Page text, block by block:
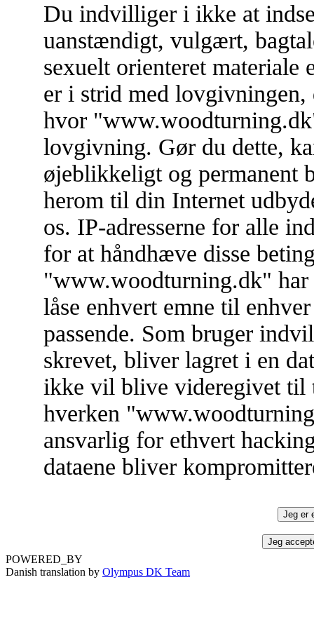
Du indvilliger i ikke at
uanstændigt, vulgært,
sexuelt orienteret materiale
er i strid med
hvor
lovgivning. Gør du dette,
øjeblikkeligt og permanent
herom til din Internet
os. IP-adresserne for alle
for at håndhæve disse
"www.woodturning.dk"
låse enhvert emne til
passende. Som bruger
skrevet, bliver lagret i en
ikke vil blive videregivet til
hverken
ansvarlig for ethvert
dataene bliver
POWERED_BY
Danish translation by Olympus DK Team